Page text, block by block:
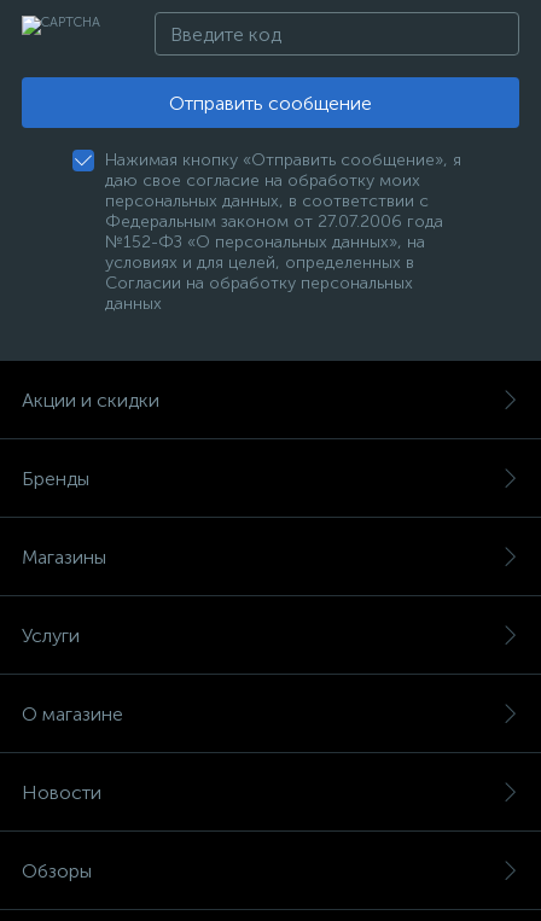
Отправить сообщение
Нажимая кнопку «Отправить сообщение», я
даю свое согласие на обработку моих
персональных данных, в соответствии с
Федеральным законом от 27.07.2006 года
№152-ФЗ «О персональных данных», на
условиях и для целей, определенных в
Согласии на обработку персональных
данных
Акции и скидки
Бренды
Магазины
Услуги
О магазине
Новости
Обзоры